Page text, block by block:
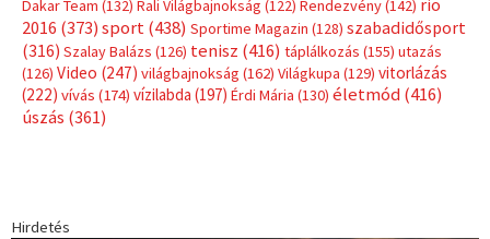
Dakar Team (132) Rali Világbajnokság (122) Rendezvény(142) rio
2016 (373) sport(438) Sportime Magazin (128) szabadidősport
(316) Szalay Balázs (126) tenisz (416) táplálkozás (155) utazás
(126) Video (247) világbajnokság (162) Világkupa (129) vitorlázás
(222) vívás (174) vízilabda (197) Érdi Mária (130) életmód(416)
úszás (361)
Hirdetés